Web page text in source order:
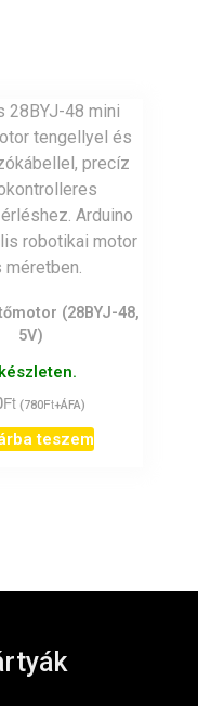
(28BYJ-48,
5V)
Ft (780Ft+ÁFA)
teszem